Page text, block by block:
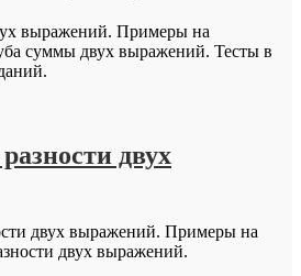
выражений. Примеры на
суммы двух выражений. Тесты в
двух
двух выражений. Примеры на
двух выражений.